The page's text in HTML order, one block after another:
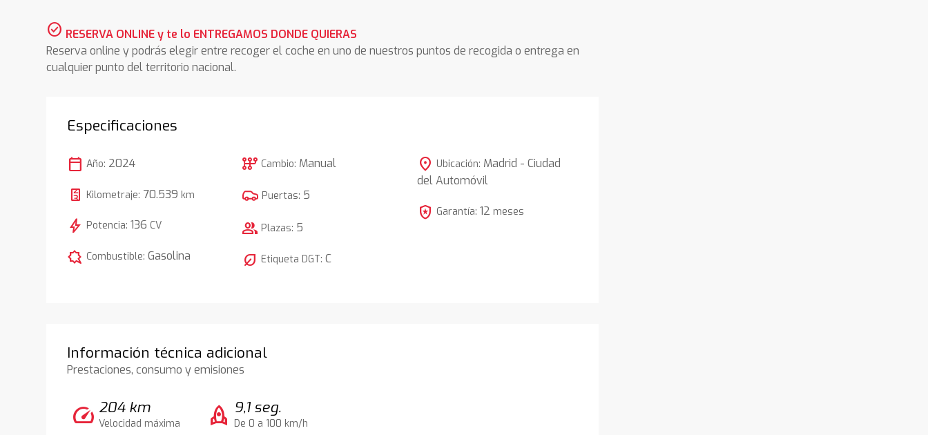
check_circle RESERVA ONLINE y te lo ENTREGAMOS DONDE QUIERAS
Reserva online y podrás elegir entre recoger el coche en uno de nuestros puntos de recogida o entrega en
cualquier punto del territorio nacional.
Especificaciones
calendar_today Año: 2024
Kilometraje: 70.539 km
bolt Potencia:136 CV
comic_bubble Combustible:Gasolina
auto_transmission Cambio: Manual
Puertas: 5
group Plazas: 5
nest_eco_leaf Etiqueta DGT:C
location_on Ubicación: Madrid - Ciudad
del Automóvil
local_police Garantía: 12 meses
Información técnica adicional
Prestaciones, consumo y emisiones
speed 204 km
Velocidad máxima rocket 9,1 seg.
De 0 a 100 km/h